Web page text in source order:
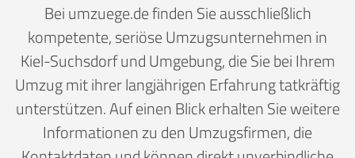
Bei umzuege.de finden Sie ausschließlich
kompetente, seriöse Umzugsunternehmen in
Kiel-Suchsdorf und Umgebung, die Sie bei Ihrem
Umzug mit ihrer langjährigen Erfahrung tatkräftig
unterstützen. Auf einen Blick erhalten Sie weitere
Informationen zu den Umzugsfirmen, die